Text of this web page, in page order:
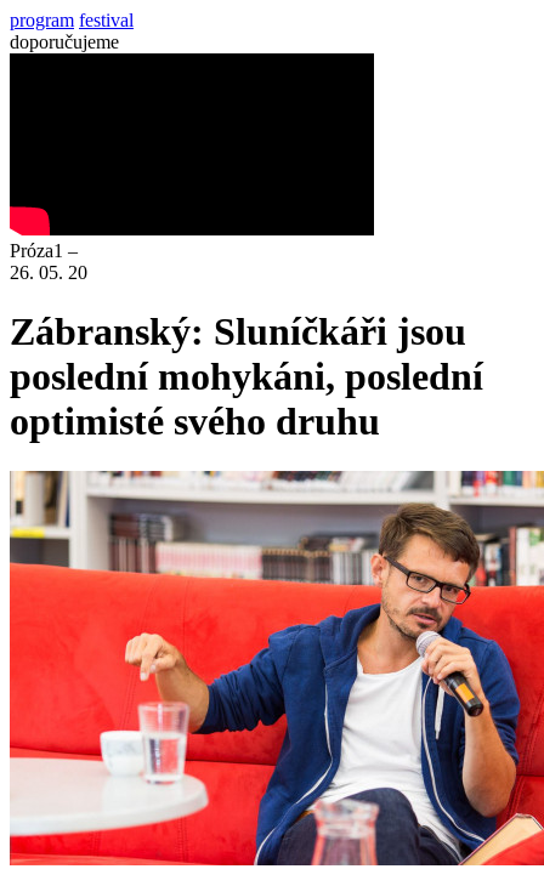
program festival
doporučujeme
Próza1 –
26. 05. 20
Zábranský: Sluníčkáři jsou
poslední mohykáni, poslední
optimisté svého druhu